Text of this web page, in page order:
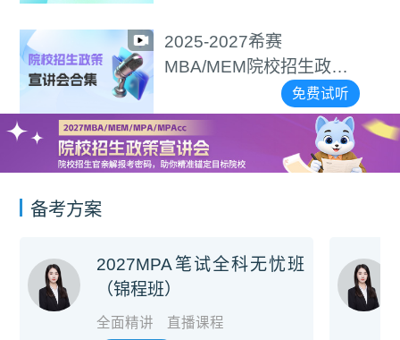
2025-2027希赛
MBA/MEM院校招生政策
免费试听
备考方案
2027MPA笔试全科无忧班
（锦程班）
全面精讲 直播课程